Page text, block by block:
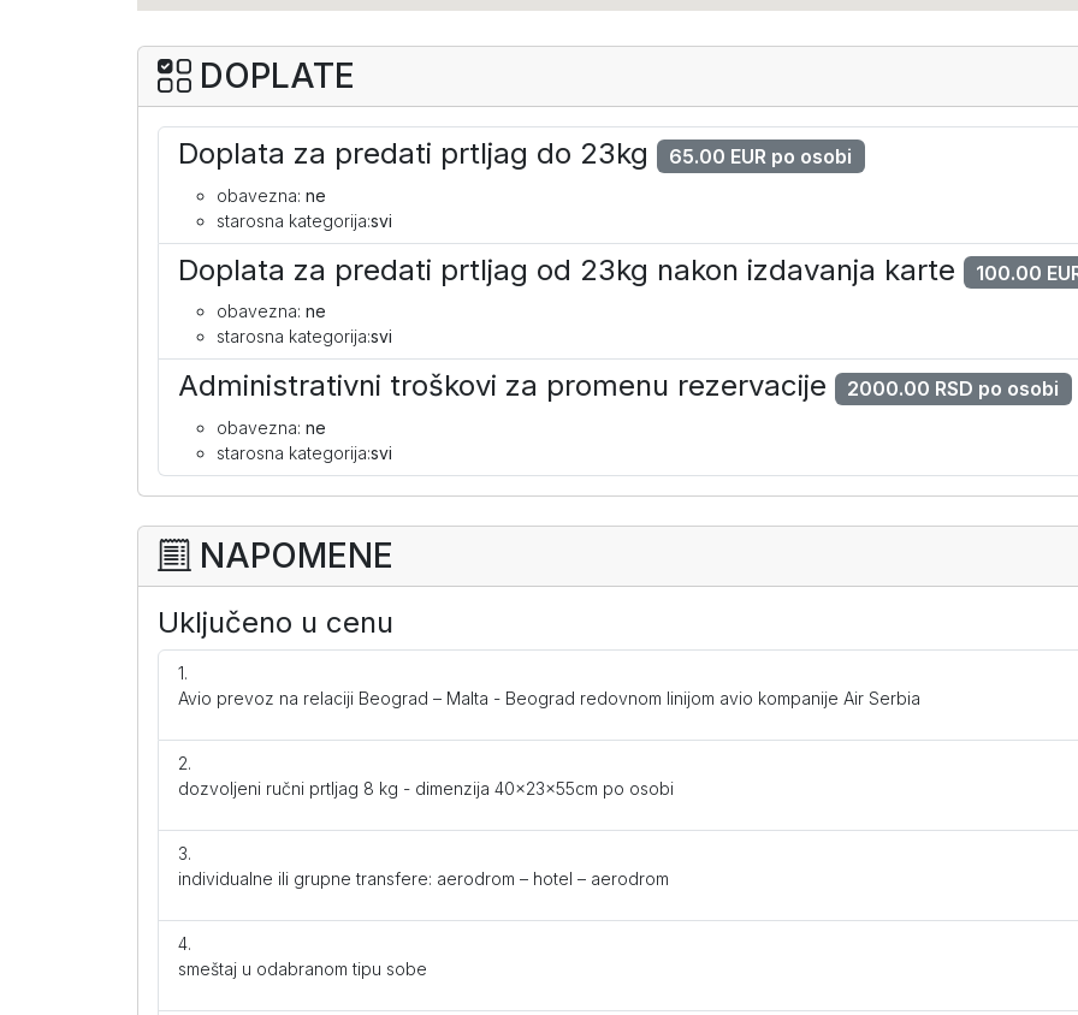
DOPLATE
Doplata za predati prtljag do 23kg 65.00 EUR po osobi
obavezna: ne
starosna kategorija:svi
Doplata za predati prtljag od 23kg nakon izdavanja karte 100.00
obavezna: ne
starosna kategorija:svi
Administrativni troškovi za promenu rezervacije 2000.00 RSD po osobi
obavezna: ne
starosna kategorija:svi
NAPOMENE
Uključeno u cenu
Avio prevoz na relaciji Beograd – Malta - Beograd redovnom linijom avio kompanije Air Serbia
dozvoljeni ručni prtljag 8 kg - dimenzija 40x23x55cm po osobi
individualne ili grupne transfere: aerodrom – hotel – aerodrom
smeštaj u odabranom tipu sobe